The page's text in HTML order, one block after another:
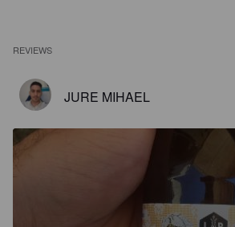
REVIEWS
JURE MIHAEL